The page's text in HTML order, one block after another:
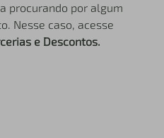
procurando por algum
Nesse caso, acesse
e Descontos.